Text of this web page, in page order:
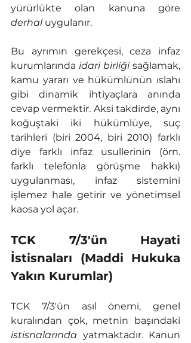
derhal uygulanır.
Bu ayrımın gerekçesi, ceza infaz
kurumlarında idari birliği sağlamak,
kamu yararı ve hükümlünün ıslahı
gibi dinamik ihtiyaçlara anında
cevap vermektir. Aksi takdirde, aynı
koğuştaki iki hükümlüye, suç
tarihleri (biri 2004, biri 2010) farklı
diye farklı infaz usullerinin (örn.
farklı telefonla görüşme hakkı)
uygulanması, infaz sistemini
işlemez hale getirir ve yönetimsel
kaosa yol açar.
TCK 7/3'ün Hayati
İstisnaları (Maddi Hukuka
Yakın Kurumlar)
TCK 7/3'ün asıl önemi, genel
istisnalarında yatmaktadır. Kanun